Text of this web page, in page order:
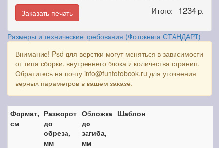
Заказать печать Итого: 1234 р.
Размеры и технические требования (Фотокнига СТАНДАРТ)
Внимание! Psd для верстки могут меняться в зависимости
от типа сборки, внутреннего блока и количества страниц.
Обратитесь на почту info@funfotobook.ru для уточнения
верных параметров в вашем заказе.
Формат,
см
Разворот
до
обреза,
мм
Обложка
до
загиба,
мм
Шаблон